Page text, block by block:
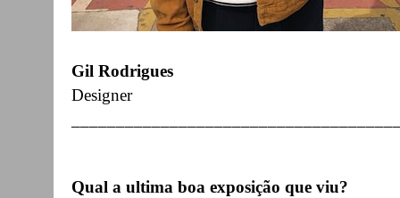
Gil Rodrigues
Designer
Qual a ultima boa exposição que viu?